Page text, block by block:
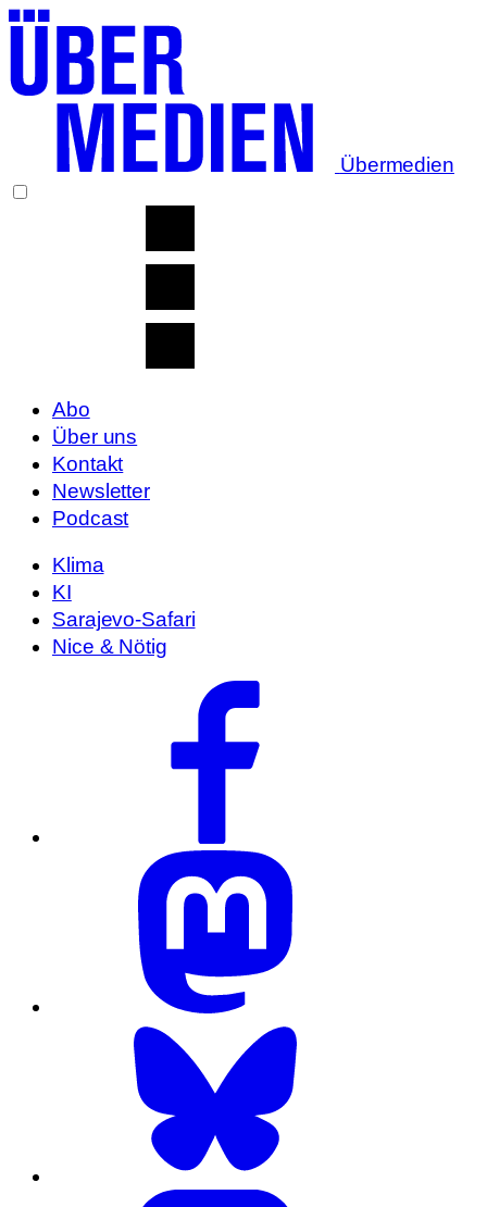
Übermedien
Abo
Über uns
Kontakt
Newsletter
Podcast
Klima
KI
Sarajevo-Safari
Nice & Nötig